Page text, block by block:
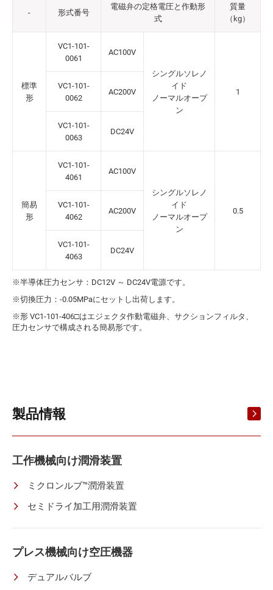
製品情報
工作機械向け潤滑装置
ミクロンルブ™潤滑装置
セミドライ加工用潤滑装置
プレス機械向け空圧機器
デュアルバルブ
- 形式番号
電磁弁の定格電圧と作動形
式
質量
（kg）
標準
形
VC1-101-
0061
AC100V
シングルソレノ
イド
ノーマルオープ
ン
1
VC1-101-
0062
AC200V
VC1-101-
0063
DC24V
簡易
形
VC1-101-
4061
AC100V
シングルソレノ
イド
ノーマルオープ
ン
0.5
VC1-101-
4062
AC200V
VC1-101-
4063
DC24V
※半導体圧力センサ：DC12V ～ DC24V電源です。
※切換圧力：-0.05MPaにセットし出荷します。
※形 VC1-101-406□はエジェクタ作動電磁弁、サクションフィルタ、
圧力センサで構成される簡易形です。